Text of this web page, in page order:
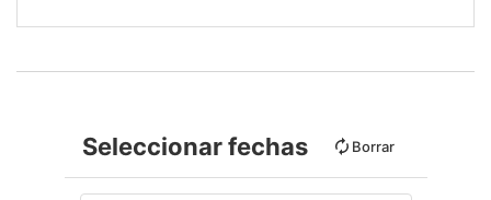
Seleccionar fechas Borrar